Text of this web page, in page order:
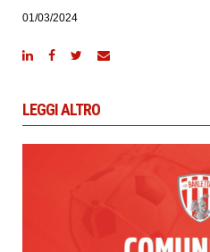
01/03/2024
LEGGI ALTRO